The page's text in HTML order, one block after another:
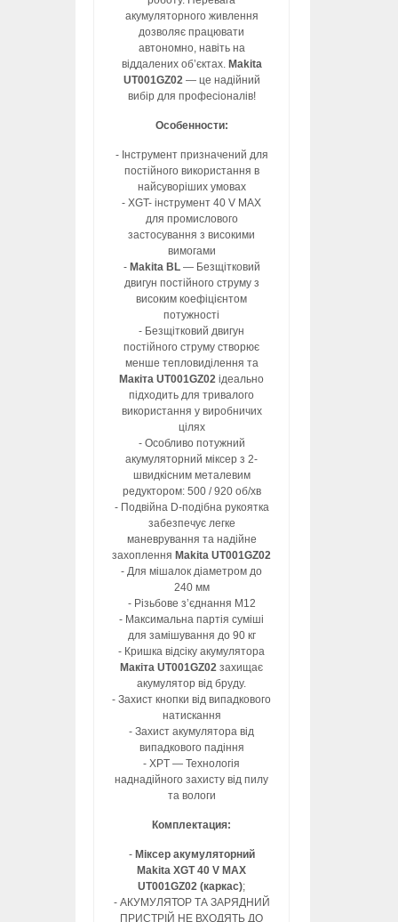
акумуляторного живлення
дозволяє працювати
автономно, навіть на
віддалених об’єктах. Makita
UT001GZ02— це надійний
вибір для професіоналів!
Особенности:
- Інструмент призначений для
постійного використання в
найсуворіших умовах
- XGT- інструмент 40 V MAX
для промислового
застосування з високими
вимогами
- Makita BL— Безщітковий
двигун постійного струму з
високим коефіцієнтом
потужності
- Безщітковий двигун
постійного струму створює
менше тепловиділення та
Макіта UT001GZ02 ідеально
підходить для тривалого
використання у виробничих
цілях
- Особливо потужний
акумуляторний міксер з 2-
швидкісним металевим
редуктором: 500 / 920 об/хв
- Подвійна D-подібна рукоятка
забезпечує легке
маневрування та надійне
захоплення Makita UT001GZ02
- Для мішалок діаметром до
240 мм
- Різьбове з’єднання M12
- Максимальна партія суміші
для замішування до 90 кг
- Кришка відсіку акумулятора
Макіта UT001GZ02 захищає
акумулятор від бруду.
- Захист кнопки від випадкового
натискання
- Захист акумулятора від
випадкового падіння
- XPT — Технологія
наднадійного захисту від пилу
та вологи
Комплектация:
- Міксер акумуляторний
Makita XGT 40 V MAX
UT001GZ02 (каркас);
- АКУМУЛЯТОР ТА ЗАРЯДНИЙ
ПРИСТРІЙ НЕ ВХОДЯТЬ ДО